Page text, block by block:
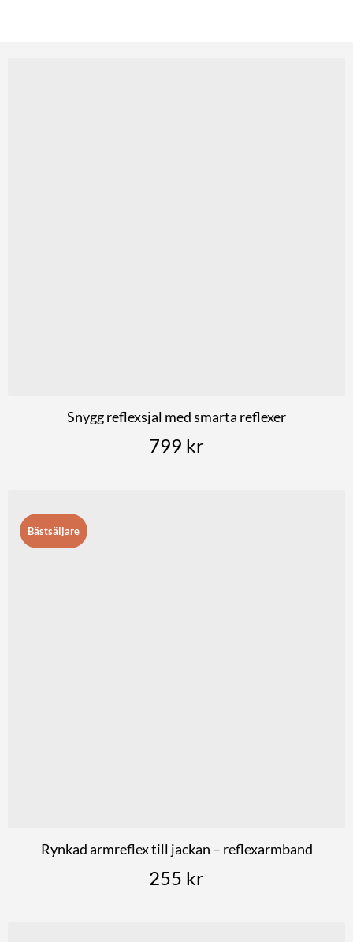
Snygg reflexsjal med smarta reflexer
799 kr
Bästsäljare
Rynkad armreflex till jackan – reflexarmband
255 kr